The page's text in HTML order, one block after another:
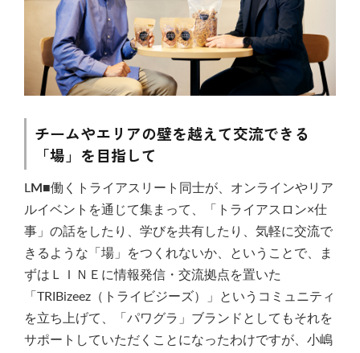
チームやエリアの壁を越えて交流できる
「場」を目指して
LM■働くトライアスリート同士が、オンラインやリア
ルイベントを通じて集まって、「トライアスロン×仕
事」の話をしたり、学びを共有したり、気軽に交流で
きるような「場」をつくれないか、ということで、ま
ずはＬＩＮＥに情報発信・交流拠点を置いた
「TRIBizeez（トライビジーズ）」というコミュニティ
を立ち上げて、「パワグラ」ブランドとしてもそれを
サポートしていただくことになったわけですが、小嶋